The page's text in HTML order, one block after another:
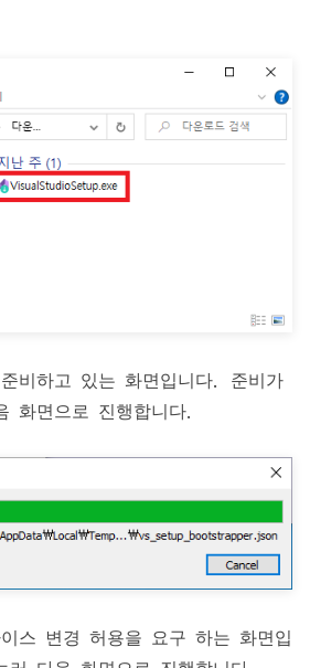
비하고 있는 화면입니다. 준비가
화면으로 진행합니다.
스 변경 허용을 요구 하는 화면입